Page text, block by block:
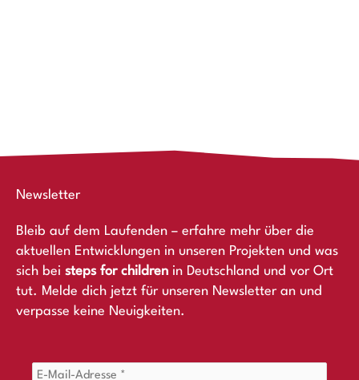
Newsletter
Bleib auf dem Laufenden – erfahre mehr über die
aktuellen Entwicklungen in unseren Projekten und was
sich bei steps for children in Deutschland und vor Ort
tut. Melde dich jetzt für unseren Newsletter an und
verpasse keine Neuigkeiten.